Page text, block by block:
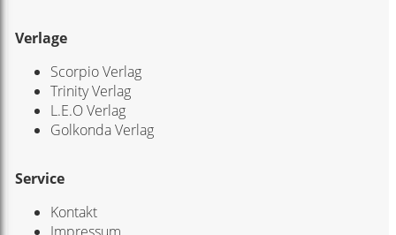
Verlage
Scorpio Verlag
Trinity Verlag
L.E.O Verlag
Golkonda Verlag
Service
Kontakt